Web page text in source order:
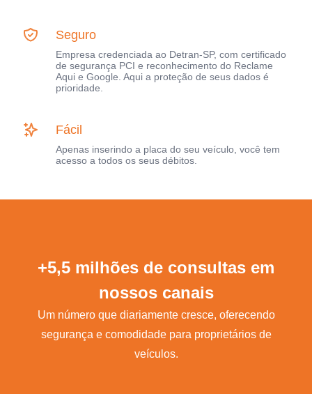
Seguro
Empresa credenciada ao Detran-SP, com certificado
de segurança PCI e reconhecimento do Reclame
Aqui e Google. Aqui a proteção de seus dados é
prioridade.
Fácil
Apenas inserindo a placa do seu veículo, você tem
acesso a todos os seus débitos.
+5,5 milhões de consultas em
nossos canais
Um número que diariamente cresce, oferecendo
segurança e comodidade para proprietários de
veículos.